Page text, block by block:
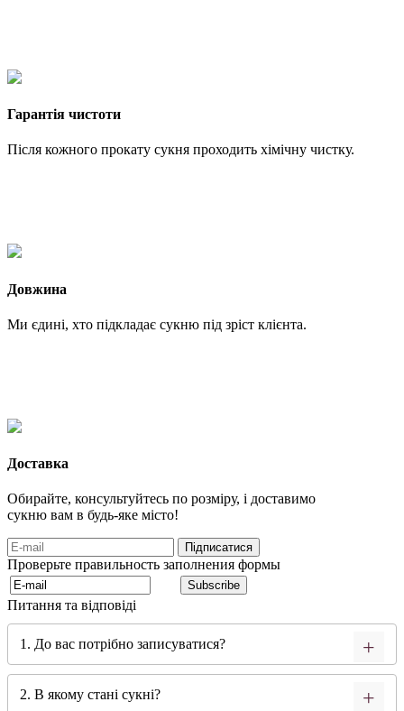
Гарантія чистоти
Після кожного прокату сукня проходить хімічну чистку.
Довжина
Ми єдині, хто підкладає сукню під зріст клієнта.
Доставка
Обирайте, консультуйтесь по розміру, і доставимо
сукню вам в будь-яке місто!
Проверьте правильность заполнения формы
Питання та відповіді
1. До вас потрібно записуватися?
2. В якому стані сукні?